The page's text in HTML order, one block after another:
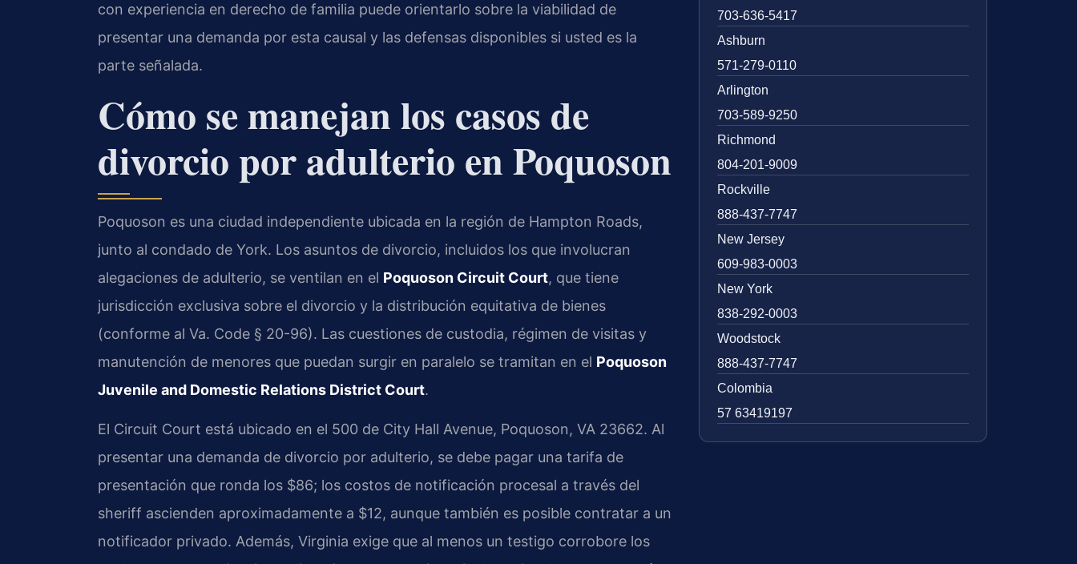
con experiencia en derecho de familia puede orientarlo sobre la viabilidad de
presentar una demanda por esta causal y las defensas disponibles si usted es la
parte señalada.
Cómo se manejan los casos de
divorcio por adulterio en Poquoson
Poquoson es una ciudad independiente ubicada en la región de Hampton Roads,
junto al condado de York. Los asuntos de divorcio, incluidos los que involucran
alegaciones de adulterio, se ventilan en el Poquoson Circuit Court, que tiene
jurisdicción exclusiva sobre el divorcio y la distribución equitativa de bienes
(conforme al Va. Code § 20-96). Las cuestiones de custodia, régimen de visitas y
manutención de menores que puedan surgir en paralelo se tramitan en el Poquoson
Juvenile and Domestic Relations District Court.
El Circuit Court está ubicado en el 500 de City Hall Avenue, Poquoson, VA 23662. Al
presentar una demanda de divorcio por adulterio, se debe pagar una tarifa de
presentación que ronda los $86; los costos de notificación procesal a través del
sheriff ascienden aproximadamente a $12, aunque también es posible contratar a un
notificador privado. Además, Virginia exige que al menos un testigo corrobore los
703-636-5417
Ashburn
571-279-0110
Arlington
703-589-9250
Richmond
804-201-9009
Rockville
888-437-7747
New Jersey
609-983-0003
New York
838-292-0003
Woodstock
888-437-7747
Colombia
57 63419197